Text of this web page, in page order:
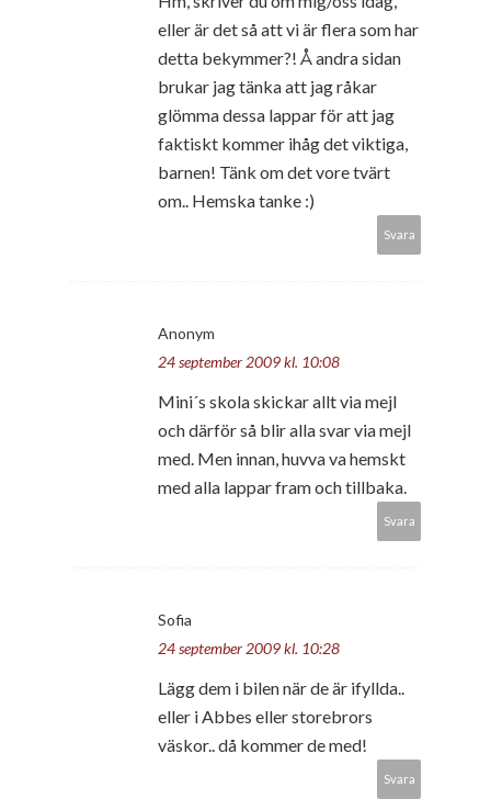
eller är det så att vi är flera som har
detta bekymmer?! Å andra sidan
brukar jag tänka att jag råkar
glömma dessa lappar för att jag
faktiskt kommer ihåg det viktiga,
barnen! Tänk om det vore tvärt
om.. Hemska tanke :)
Svara
Anonym
24 september 2009 kl. 10:08
Mini´s skola skickar allt via mejl
och därför så blir alla svar via mejl
med. Men innan, huvva va hemskt
med alla lappar fram och tillbaka.
Svara
Sofia
24 september 2009 kl. 10:28
Lägg dem i bilen när de är ifyllda..
eller i Abbes eller storebrors
väskor.. då kommer de med!
Svara